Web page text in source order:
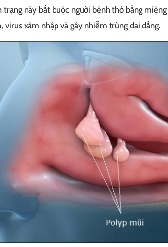
này bắt buộc người bệnh thở bằng
virus xâm nhập và gây nhiễm trùng dai dẳng.